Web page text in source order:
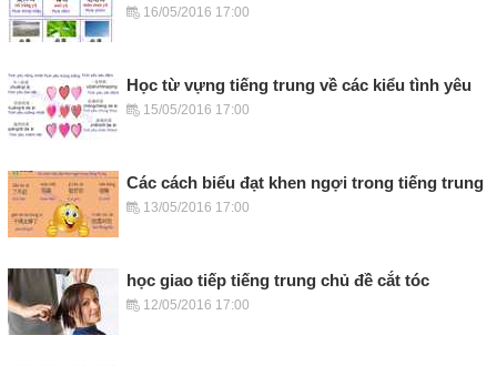
16/05/2016 17:00
Học từ vựng tiếng trung về các kiểu tình yêu
15/05/2016 17:00
Các cách biểu đạt khen ngợi trong tiếng trung
13/05/2016 17:00
học giao tiếp tiếng trung chủ đề cắt tóc
12/05/2016 17:00